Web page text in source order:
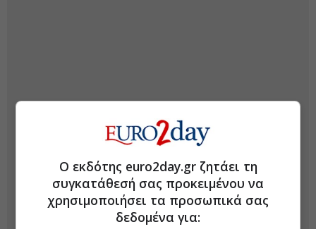
Ο εκδότης euro2day.gr ζητάει τη
συγκατάθεσή σας προκειμένου να
χρησιμοποιήσει τα προσωπικά σας
δεδομένα για: